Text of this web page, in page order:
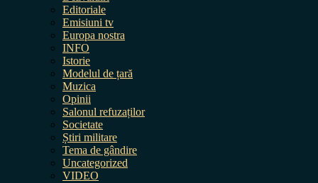
Editoriale
Emisiuni tv
Europa nostra
INFO
Istorie
Modelul de țară
Muzica
Opinii
Salonul refuzaților
Societate
Știri militare
Tema de gândire
Uncategorized
VIDEO